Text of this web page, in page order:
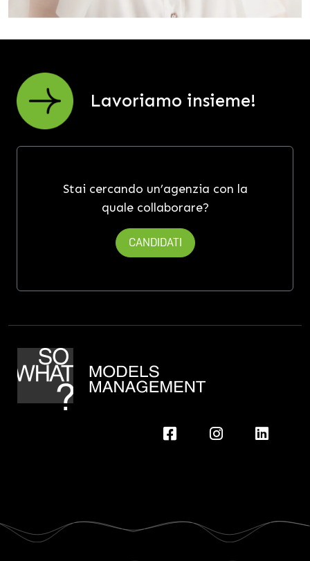
Lavoriamo insieme!
Stai cercando un’agenzia con la
quale collaborare?
CANDIDATI